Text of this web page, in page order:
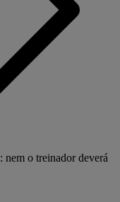
o treinador deverá